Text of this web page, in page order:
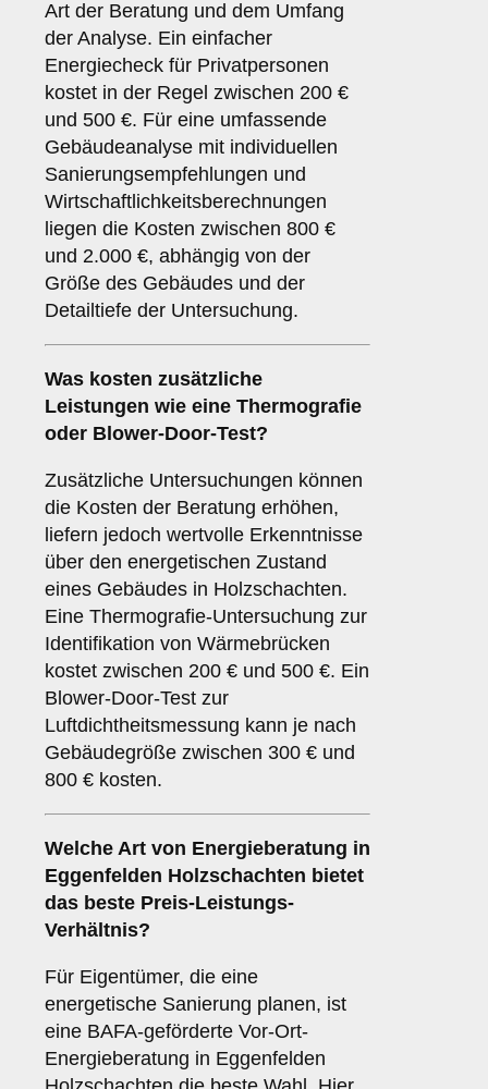
Art der Beratung und dem Umfang
der Analyse. Ein einfacher
Energiecheck für Privatpersonen
kostet in der Regel zwischen 200 €
und 500 €. Für eine umfassende
Gebäudeanalyse mit individuellen
Sanierungsempfehlungen und
Wirtschaftlichkeitsberechnungen
liegen die Kosten zwischen 800 €
und 2.000 €, abhängig von der
Größe des Gebäudes und der
Detailtiefe der Untersuchung.
Was kosten zusätzliche
Leistungen wie eine Thermografie
oder Blower-Door-Test?
Zusätzliche Untersuchungen können
die Kosten der Beratung erhöhen,
liefern jedoch wertvolle Erkenntnisse
über den energetischen Zustand
eines Gebäudes in Holzschachten.
Eine Thermografie-Untersuchung zur
Identifikation von Wärmebrücken
kostet zwischen 200 € und 500 €. Ein
Blower-Door-Test zur
Luftdichtheitsmessung kann je nach
Gebäudegröße zwischen 300 € und
800 € kosten.
Welche Art von Energieberatung in
Eggenfelden Holzschachten bietet
das beste Preis-Leistungs-
Verhältnis?
Für Eigentümer, die eine
energetische Sanierung planen, ist
eine BAFA-geförderte Vor-Ort-
Energieberatung in Eggenfelden